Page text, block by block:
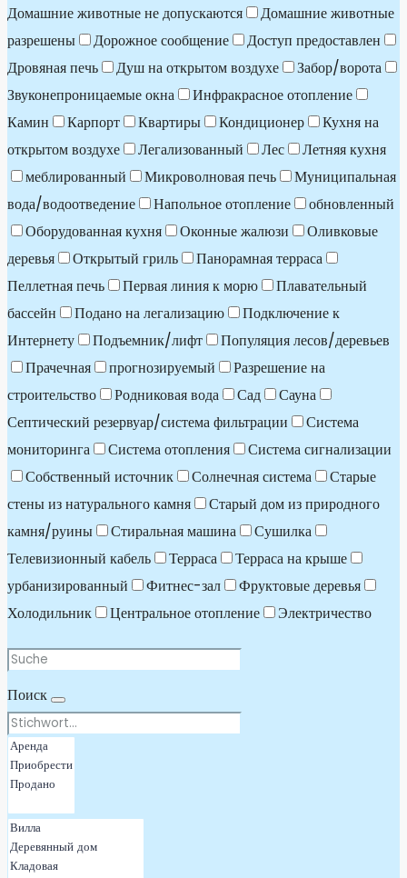
Домашние животные не допускаются
Домашние животные
разрешены
Дорожное сообщение
Доступ предоставлен
Дровяная печь
Душ на открытом воздухе
Забор/ворота
Звуконепроницаемые окна
Инфракрасное отопление
Камин
Карпорт Квартиры Кондиционер
Кухня на
открытом воздухе
Легализованный Лес
Летняя кухня
меблированный
Микроволновая печь
Муниципальная
вода/водоотведение
Напольное отопление
обновленный
Оборудованная кухня
Оконные жалюзи
Оливковые
деревья
Открытый гриль
Панорамная терраса
Пеллетная печь
Первая линия к морю
Плавательный
бассейн
Подано на легализацию
Подключение к
Интернету
Подъемник/лифт
Популяция лесов/деревьев
Прачечная
прогнозируемый
Разрешение на
строительство
Родниковая вода Сад
Сауна
Септический резервуар/система фильтрации
Система
мониторинга
Система отопления
Система сигнализации
Собственный источник
Солнечная система
Старые
стены из натурального камня
Старый дом из природного
камня/руины
Стиральная машина
Сушилка
Телевизионный кабель
Терраса
Терраса на крыше
урбанизированный
Фитнес-зал
Фруктовые деревья
Холодильник
Центральное отопление Электричество
Поиск